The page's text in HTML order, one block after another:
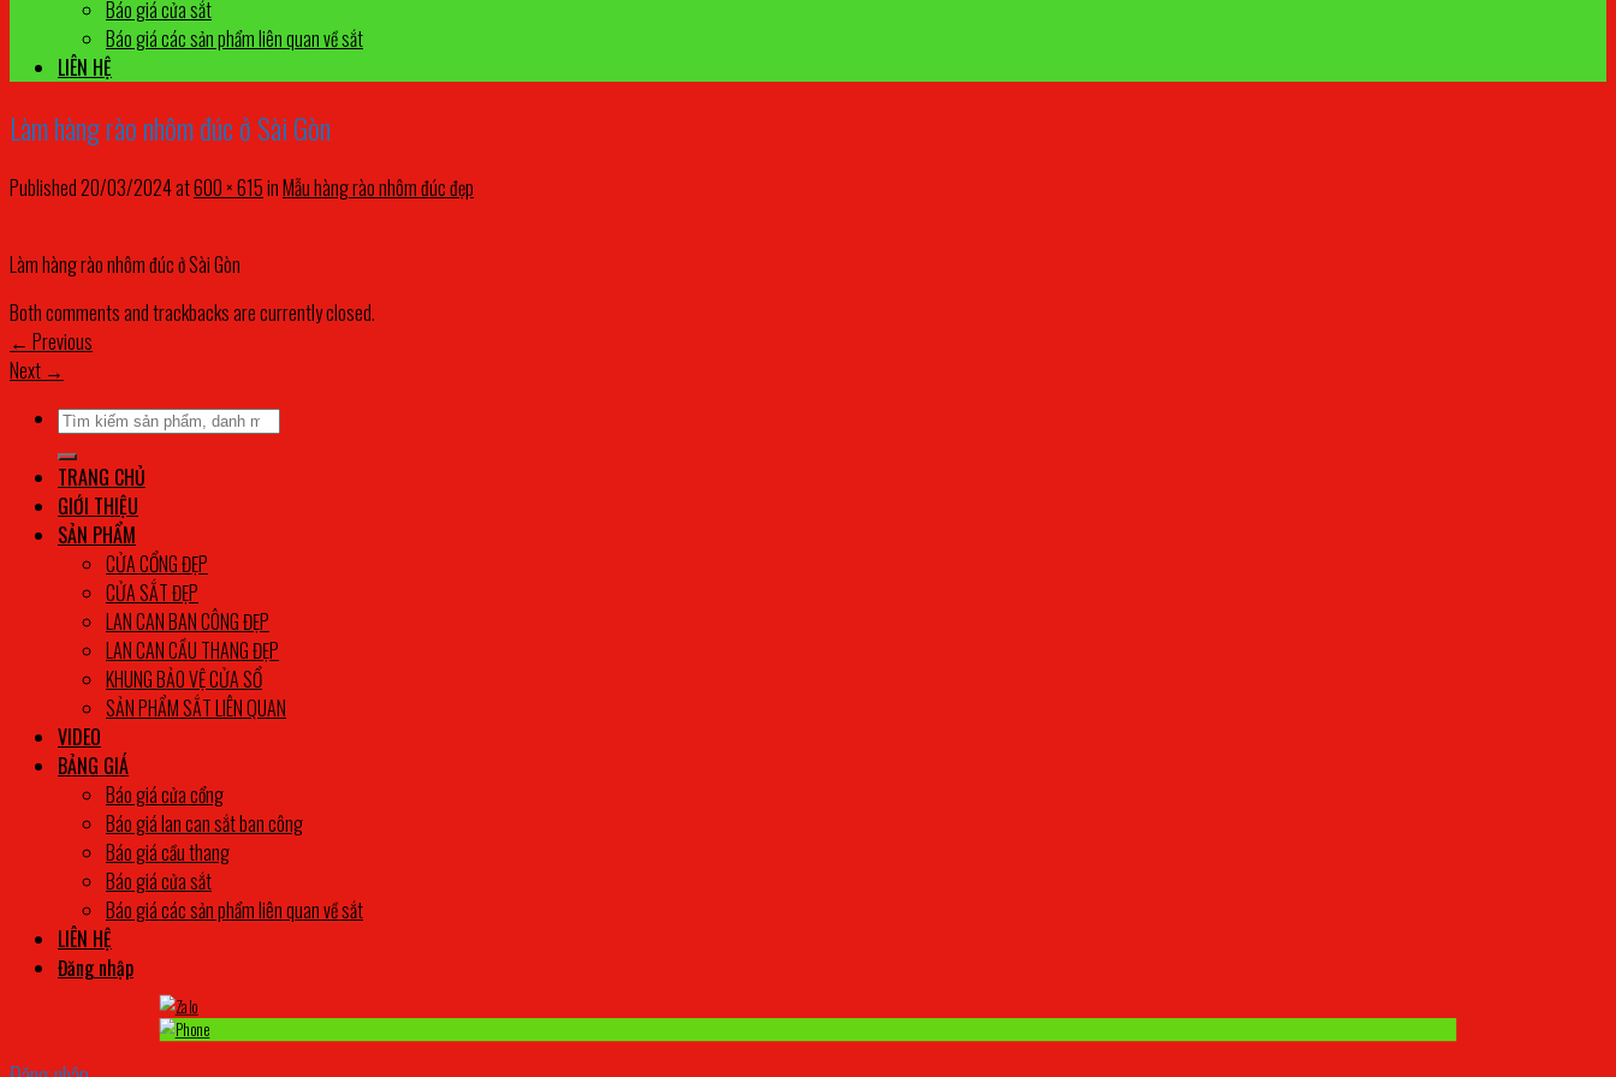
Báo giá cửa sắt
Báo giá các sản phẩm liên quan về sắt
LIÊN HỆ
Làm hàng rào nhôm đúc ở Sài Gòn
Published20/03/2024at600 × 615inMẫu hàng rào nhôm đúc đẹp
Làm hàng rào nhôm đúc ở Sài Gòn
Both comments and trackbacks are currently closed.
← Previous
Next →
Tìm
kiếm:
TRANG CHỦ
GIỚI THIỆU
SẢN PHẨM
CỬA CỔNG ĐẸP
CỬA SẮT ĐẸP
LAN CAN BAN CÔNG ĐẸP
LAN CAN CẦU THANG ĐẸP
KHUNG BẢO VỆ CỬA SỔ
SẢN PHẨM SẮT LIÊN QUAN
VIDEO
BẢNG GIÁ
Báo giá cửa cổng
Báo giá lan can sắt ban công
Báo giá cầu thang
Báo giá cửa sắt
Báo giá các sản phẩm liên quan về sắt
LIÊN HỆ
Đăng nhập